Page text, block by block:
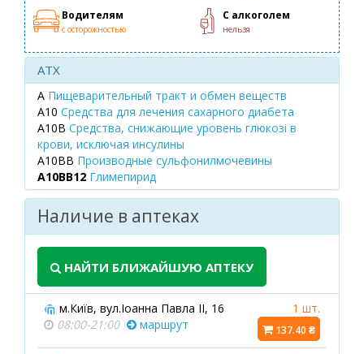
Водителям
с осторожностью
С алкоголем
нельзя
ATX
A Пищеварительный тракт и обмен веществ
A10 Средства для лечения сахарного диабета
A10B Средства, снижающие уровень глюкозі в
крови, исключая инсулины
A10BB Производные сульфонилмочевины
A10BB12 Глимепирид
Наличие в аптеках
НАЙТИ БЛИЖАЙШУЮ АПТЕКУ
м.Київ, вул.Іоанна Павла ІІ, 16
08:00-21:00
маршрут
1 шт.
137.40 ₴